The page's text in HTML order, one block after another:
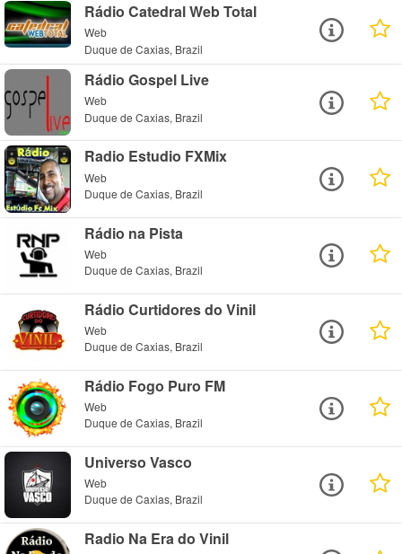
Rádio Catedral Web Total
Web
Duque de Caxias, Brazil
Rádio Gospel Live
Web
Duque de Caxias, Brazil
Radio Estudio FXMix
Web
Duque de Caxias, Brazil
Rádio na Pista
Web
Duque de Caxias, Brazil
Rádio Curtidores do Vinil
Web
Duque de Caxias, Brazil
Rádio Fogo Puro FM
Web
Duque de Caxias, Brazil
Universo Vasco
Web
Duque de Caxias, Brazil
Radio Na Era do Vinil